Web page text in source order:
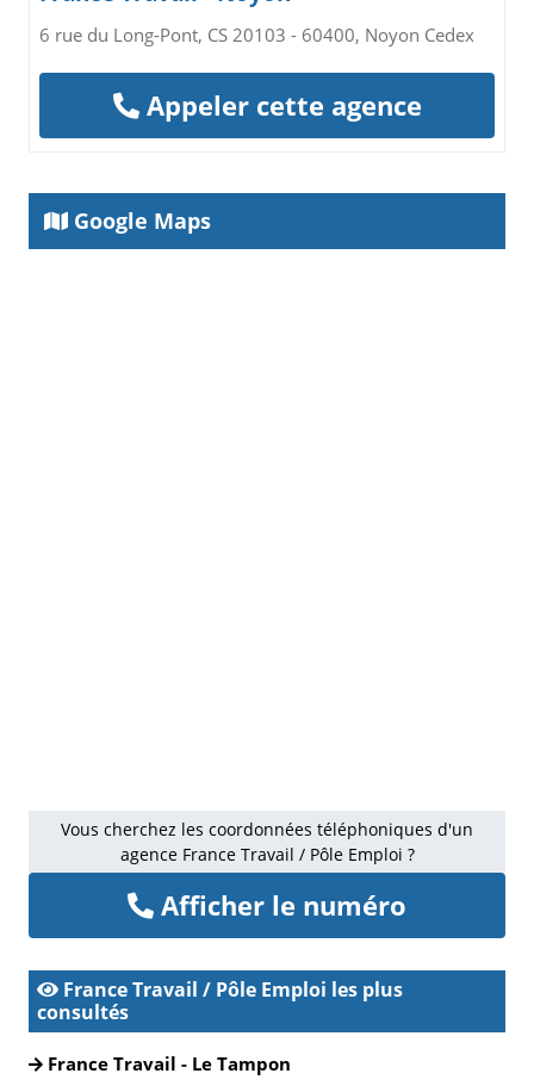
6 rue du Long-Pont, CS 20103 - 60400, Noyon Cedex
Appeler cette agence
Google Maps
Vous cherchez les coordonnées téléphoniques d'un
agence France Travail / Pôle Emploi ?
Afficher le numéro
France Travail / Pôle Emploi les plus
consultés
France Travail - Le Tampon